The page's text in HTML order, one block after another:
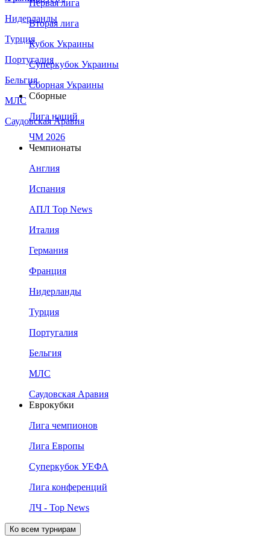
Нидерланды
Турция
Португалия
Бельгия
МЛС
Саудовская Аравия
Первая лига
Вторая лига
Кубок Украины
Суперкубок Украины
Сборная Украины
Сборные
Лига наций
ЧМ 2026
Чемпионаты
Англия
Испания
АПЛ Top News
Италия
Германия
Франция
Нидерланды
Турция
Португалия
Бельгия
МЛС
Саудовская Аравия
Еврокубки
Лига чемпионов
Лига Европы
Суперкубок УЕФА
Лига конференций
ЛЧ - Top News
Ко всем турнирам